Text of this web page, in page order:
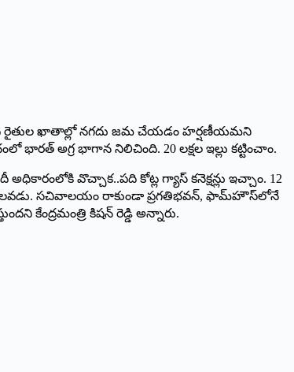
మంది రైతుల ఖాతాల్లో నగదు జమ చేయడం హర్షణీయమని
అ‌గ్ర భాగాన నిలిచింది. 20 లక్షల ఇల్లు కట్టించాం.
అధికారంలోకి వొచ్చాక..పది కోట్ల గ్యాస్‌ ‌కనెక్షన్లు ఇచ్చాం. 12
కలవడు. సచివాలయం రాకుండా ప్రగతిభవన్‌, ‌ఫామ్‌హౌస్‌లోనే
కేంద్రమంత్రి కిషన్‌ ‌రెడ్డి అన్నారు.